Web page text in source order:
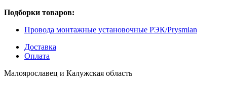
Подборки товаров:
Провода монтажные установочные РЭК/Prysmian
Доставка
Оплата
Малоярославец и Калужская область